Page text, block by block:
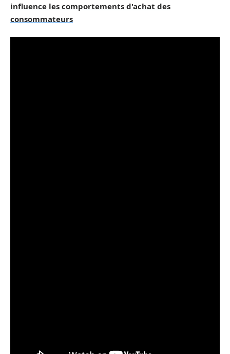
influence les comportements d'achat des
consommateurs